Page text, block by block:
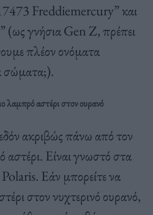
Freddiemercury” και
γνήσια Gen Z, πρέπει
πλέον ονόματα
σώματα;).
λαμπρό αστέρι στον ουρανό
ακριβώς πάνω από τον
Είναι γνωστό στα
Εάν μπορείτε να
στον νυχτερινό ουρανό,